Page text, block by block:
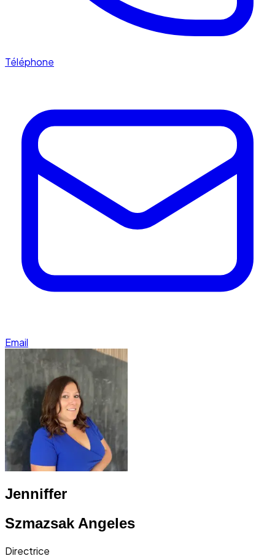
Téléphone
Email
Jenniffer
Szmazsak Angeles
Directrice